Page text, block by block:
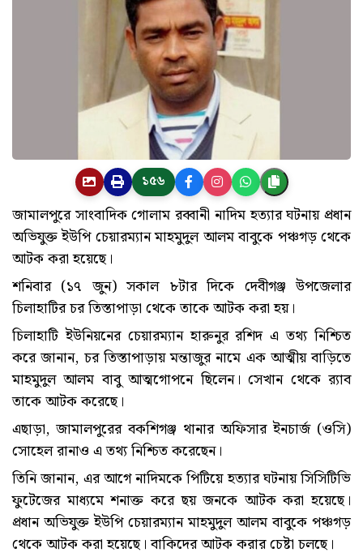
১৫৬
জামালপুরে সাংবাদিক গোলাম রব্বানী নাদিম হত্যার ঘটনায় প্রধান
অভিযুক্ত ইউপি চেয়ারম্যান মাহমুদুল আলম বাবুকে পঞ্চগড় থেকে
আটক করা হয়েছে।
শনিবার (১৭ জুন) সকাল ৮টার দিকে দেবীগঞ্জ উপজেলার
চিলাহাটির চর তিস্তাপাড়া থেকে তাকে আটক করা হয়।
চিলাহাটি ইউনিয়নের চেয়ারম্যান হারুনুর রশিদ এ তথ‌্য নিশ্চিত
করে জানান, চর তিস্তাপাড়ায় মন্তাজুর নামে এক আত্মীয় বাড়িতে
মাহমুদুল আলম বাবু আত্মগোপনে ছিলেন। সেখান থেকে র‌্যাব
তাকে আটক করেছে।
এছাড়া, জামালপুরের বকশিগঞ্জ থানার অফিসার ইনচার্জ (ওসি)
সোহেল রানাও এ তথ‌্য নিশ্চিত করেছেন।
তিনি জানান, এর আগে নাদিমকে পিটিয়ে হত্যার ঘটনায় সিসিটিভি
ফুটেজের মাধ্যমে শনাক্ত করে ছয় জনকে আটক করা হয়েছে।
প্রধান অভিযুক্ত ইউপি চেয়ারম্যান মাহমুদুল আলম বাবুকে পঞ্চগড়
থেকে আটক করা হয়েছে। বাকিদের আটক করার চেষ্টা চলছে।